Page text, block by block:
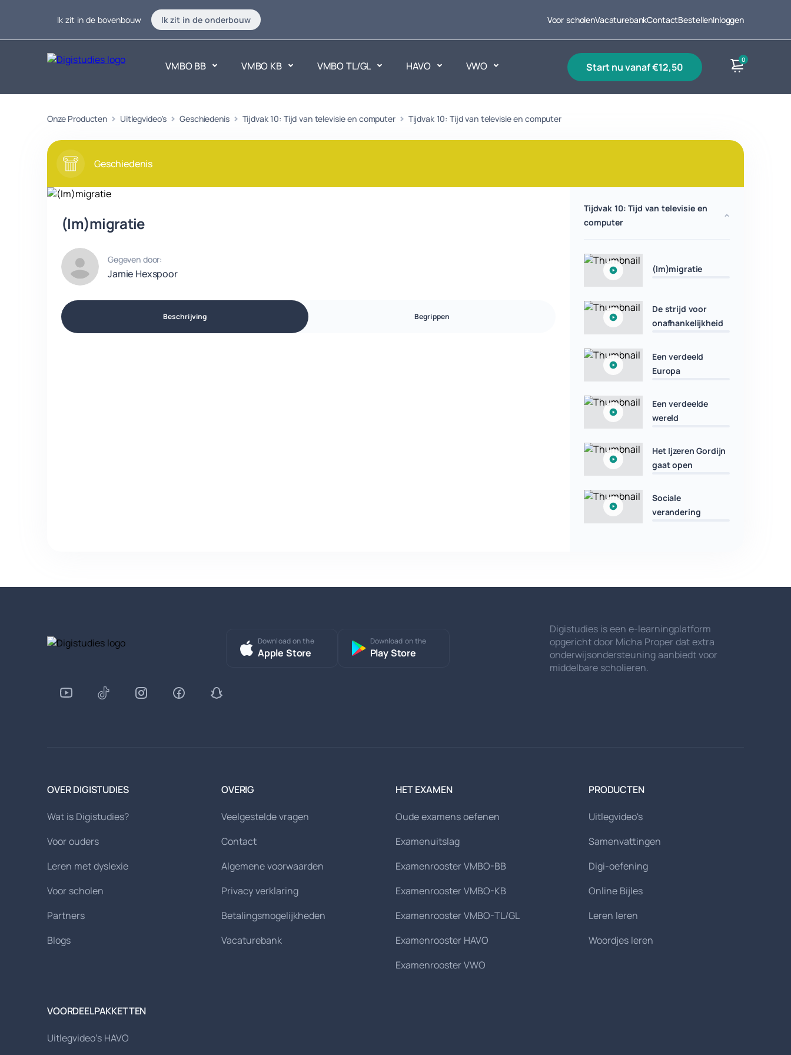
Ik zit in de bovenbouw Ik zit in de onderbouw Voor scholenVacaturebankContactBestellenInloggen
VMBO BB VMBO KB VMBO TL/GL HAVO VWO start nu vanaf €12,50
0
Exacte vakken
Geen vakken.
Taalvakken
Geen vakken.
Maatschappijvakken
Geen vakken.
Onze Producten Uitlegvideo's Geschiedenis Tijdvak 10: Tijd van televisie en computer Tijdvak 10: Tijd van televisie en computer
Geschiedenis
(Im)migratie
Gegeven door:
Jamie Hexspoor
Beschrijving Begrippen
Tijdvak 10: Tijd van televisie en
computer
(Im)migratie
De strijd voor
onafhankelijkheid
Een verdeeld
Europa
Een verdeelde
wereld
Het Ijzeren Gordijn
gaat open
Sociale
verandering
Download on the
Apple Store
Download on the
Play Store
Digistudies is een e-learningplatform
opgericht door Micha Proper dat extra
onderwijsondersteuning aanbiedt voor
middelbare scholieren.
OVER DIGISTUDIES
Wat is Digistudies?
Voor ouders
Leren met dyslexie
Voor scholen
Partners
Blogs
OVERIG
Veelgestelde vragen
Contact
Algemene voorwaarden
Privacy verklaring
Betalingsmogelijkheden
Vacaturebank
HET EXAMEN
Oude examens oefenen
Examenuitslag
Examenrooster VMBO-BB
Examenrooster VMBO-KB
Examenrooster VMBO-TL/GL
Examenrooster HAVO
Examenrooster VWO
PRODUCTEN
Uitlegvideo's
Samenvattingen
Digi-oefening
Online Bijles
Leren leren
Woordjes leren
VOORDEELPAKKETTEN
Uitlegvideo's HAVO